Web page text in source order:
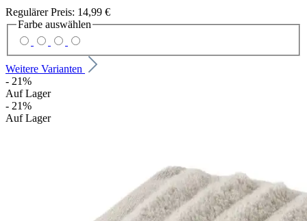
Regulärer Preis: 14,99 €
Farbe auswählen
Weitere Varianten
- 21%
Auf Lager
- 21%
Auf Lager